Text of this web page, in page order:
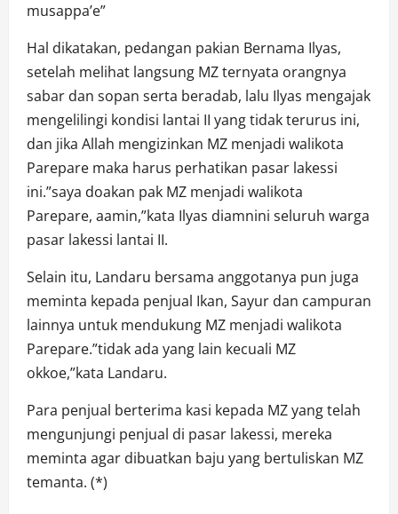
musappa’e”
Hal dikatakan, pedangan pakian Bernama Ilyas,
setelah melihat langsung MZ ternyata orangnya
sabar dan sopan serta beradab, lalu Ilyas mengajak
mengelilingi kondisi lantai II yang tidak terurus ini,
dan jika Allah mengizinkan MZ menjadi walikota
Parepare maka harus perhatikan pasar lakessi
ini.”saya doakan pak MZ menjadi walikota
Parepare, aamin,”kata Ilyas diamnini seluruh warga
pasar lakessi lantai II.
Selain itu, Landaru bersama anggotanya pun juga
meminta kepada penjual Ikan, Sayur dan campuran
lainnya untuk mendukung MZ menjadi walikota
Parepare.”tidak ada yang lain kecuali MZ
okkoe,”kata Landaru.
Para penjual berterima kasi kepada MZ yang telah
mengunjungi penjual di pasar lakessi, mereka
meminta agar dibuatkan baju yang bertuliskan MZ
temanta. (*)